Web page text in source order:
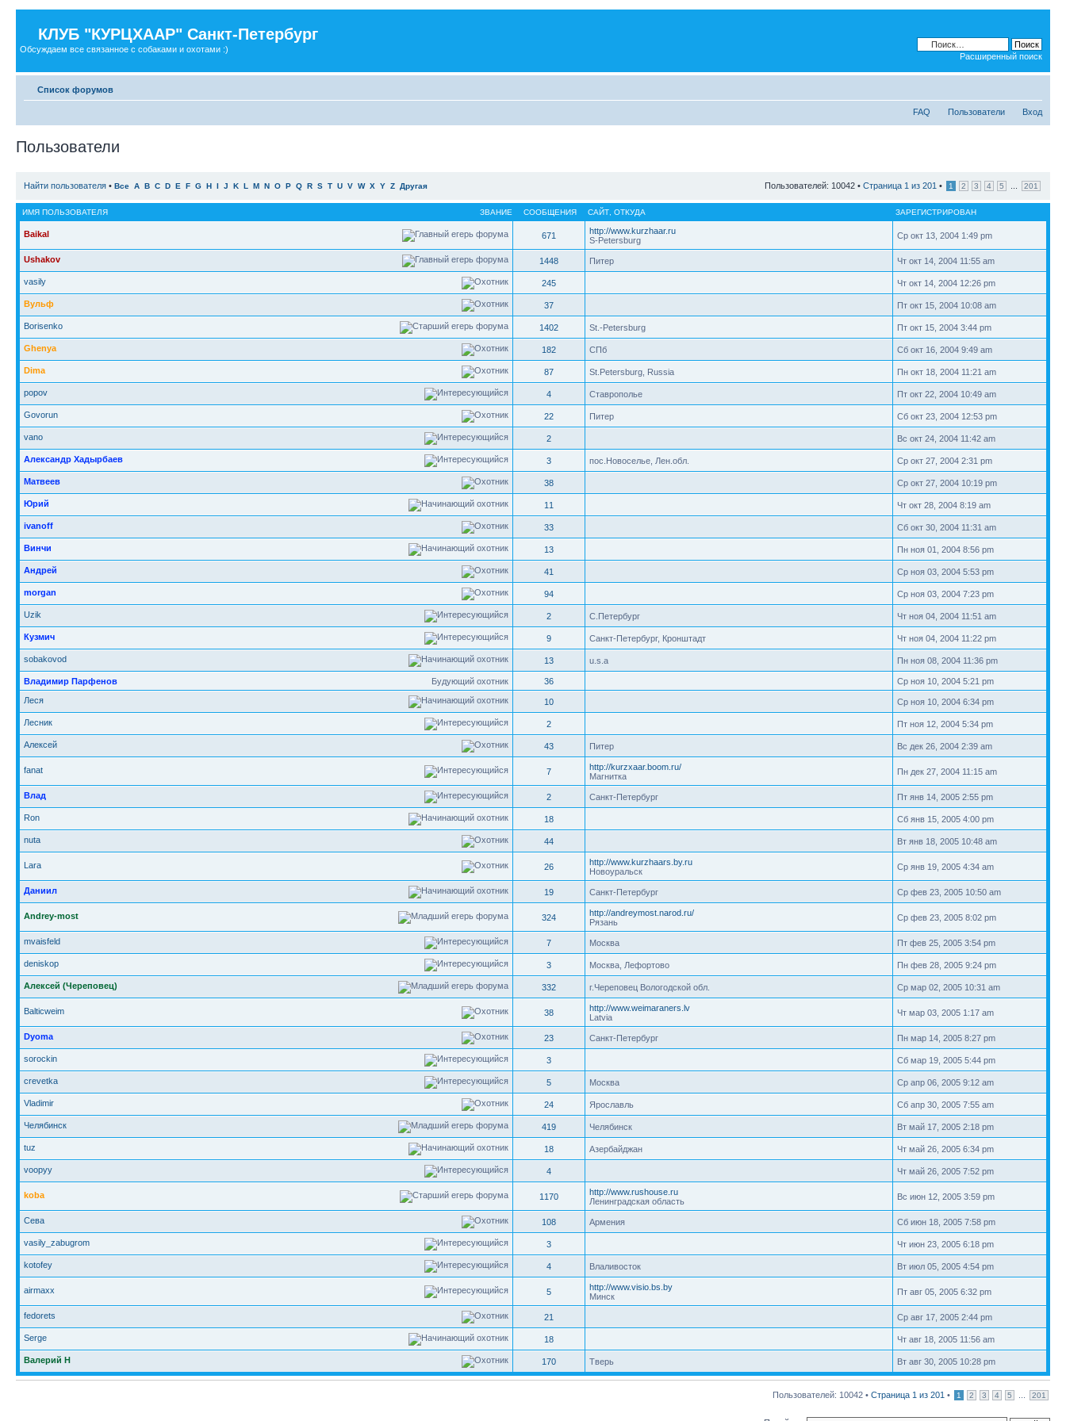
КЛУБ "КУРЦХААР" Санкт-Петербург
Обсуждаем все связанное с собаками и охотами :)
Расширенный поиск
Список форумов
FAQ Пользователи Вход
Пользователи
Найти пользователя • Все A B C D E F G H I J K L M N O P Q R S T U V W X Y Z Другая Пользователей: 10042 • Страница 1 из 201 • 1 2 3 4 5 201
ЗВАНИЕ
ИМЯ ПОЛЬЗОВАТЕЛЯ СООБЩЕНИЯ САЙТ ОТКУДА ЗАРЕГИСТРИРОВАН
Baikal 671
http://www.kurzhaar.ru
S-Petersburg
Ср окт 13, 2004 1:49 pm
Ushakov 1448 Питер Чт окт 14, 2004 11:55 am
vasily 245 Чт окт 14, 2004 12:26 pm
Вульф 37 Пт окт 15, 2004 10:08 am
Borisenko 1402 St.-Petersburg Пт окт 15, 2004 3:44 pm
Ghenya 182 СПб Сб окт 16, 2004 9:49 am
Dima 87 St.Petersburg, Russia Пн окт 18, 2004 11:21 am
popov 4 Ставрополье Пт окт 22, 2004 10:49 am
Govorun 22 Питер Сб окт 23, 2004 12:53 pm
vano 2 Вс окт 24, 2004 11:42 am
Александр Хадырбаев 3 пос.Новоселье, Лен.обл. Ср окт 27, 2004 2:31 pm
Матвеев 38 Ср окт 27, 2004 10:19 pm
Юрий 11 Чт окт 28, 2004 8:19 am
ivanoff 33 Сб окт 30, 2004 11:31 am
Винчи 13 Пн ноя 01, 2004 8:56 pm
Андрей 41 Ср ноя 03, 2004 5:53 pm
morgan 94 Ср ноя 03, 2004 7:23 pm
Uzik 2 С.Петербург Чт ноя 04, 2004 11:51 am
Кузмич 9 Санкт-Петербург, Кронштадт Чт ноя 04, 2004 11:22 pm
sobakovod 13 u.s.a Пн ноя 08, 2004 11:36 pm
Будующий охотник
Владимир Парфенов 36
Ср ноя 10, 2004 5:21 pm
Леся
10 Ср ноя 10, 2004 6:34 pm
Лесник 2 Пт ноя 12, 2004 5:34 pm
Алексей 43 Питер Вс дек 26, 2004 2:39 am
fanat 7
http://kurzxaar.boom.ru/
Магнитка
Пн дек 27, 2004 11:15 am
Влад 2 Санкт-Петербург Пт янв 14, 2005 2:55 pm
Ron 18 Сб янв 15, 2005 4:00 pm
nuta 44 Вт янв 18, 2005 10:48 am
Lara 26
http://www.kurzhaars.by.ru
Новоуральск
Ср янв 19, 2005 4:34 am
Даниил 19 Санкт-Петербург Ср фев 23, 2005 10:50 am
Andrey-most 324
http://andreymost.narod.ru/
Рязань
Ср фев 23, 2005 8:02 pm
mvaisfeld 7 Москва Пт фев 25, 2005 3:54 pm
deniskop 3 Москва, Лефортово Пн фев 28, 2005 9:24 pm
Алексей (Череповец) 332 г.Череповец Вологодской обл. Ср мар 02, 2005 10:31 am
Balticweim 38
http://www.weimaraners.lv
Latvia
Чт мар 03, 2005 1:17 am
Dyoma 23 Санкт-Петербург Пн мар 14, 2005 8:27 pm
sorockin 3 Сб мар 19, 2005 5:44 pm
crevetka 5 Москва Ср апр 06, 2005 9:12 am
Vladimir 24 Ярославль Сб апр 30, 2005 7:55 am
Челябинск 419 Челябинск Вт май 17, 2005 2:18 pm
tuz 18 Азербайджан Чт май 26, 2005 6:34 pm
voopyy 4 Чт май 26, 2005 7:52 pm
koba 1170
http://www.rushouse.ru
Ленинградская область
Вс июн 12, 2005 3:59 pm
Сева 108 Армения Сб июн 18, 2005 7:58 pm
vasily_zabugrom 3 Чт июн 23, 2005 6:18 pm
kotofey 4 Влаливосток Вт июл 05, 2005 4:54 pm
airmaxx 5
http://www.visio.bs.by
Минск
Пт авг 05, 2005 6:32 pm
fedorets 21 Ср авг 17, 2005 2:44 pm
Serge 18 Чт авг 18, 2005 11:56 am
Валерий Н 170 Тверь Вт авг 30, 2005 10:28 pm
Пользователей: 10042 • Страница 1 из 201 • 1 2 3 4 5 201